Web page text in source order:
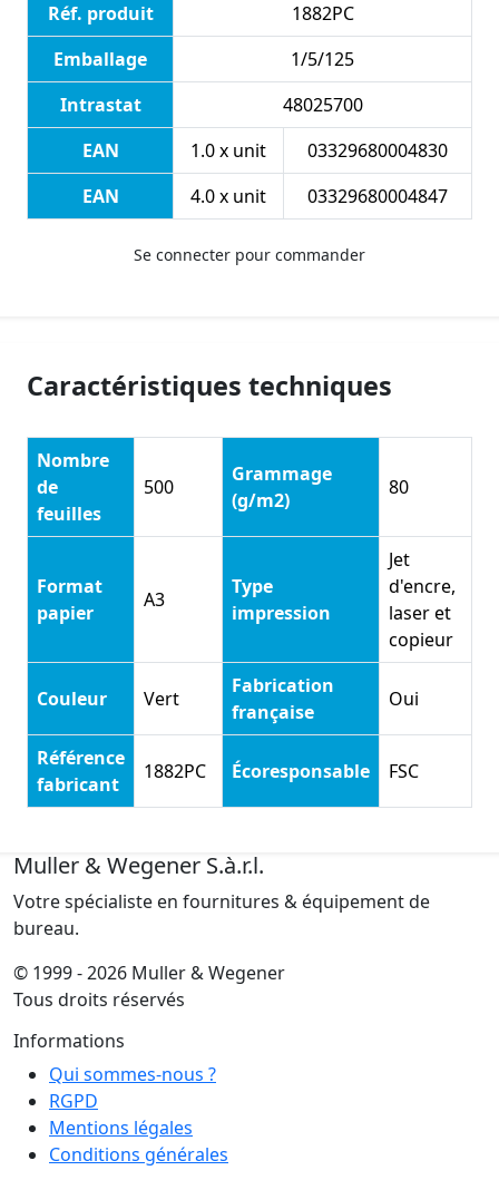
Réf. produit
1882PC
Emballage
1/5/125
Intrastat
48025700
EAN
1.0 x unit
03329680004830
EAN
4.0 x unit 03329680004847
Se connecter pour commander
Caractéristiques techniques
Nombre
de
feuilles
500
Grammage
(g/m2)
80
Format
papier
A3
Type
impression
Jet
d'encre,
laser et
copieur
Couleur Vert
Fabrication
française
Oui
Référence
fabricant
1882PC Écoresponsable FSC
Muller & Wegener S.à.r.l.
Votre spécialiste en fournitures & équipement de
bureau.
© 1999 - 2026 Muller & Wegener
Tous droits réservés
Informations
Qui sommes-nous ?
RGPD
Mentions légales
Conditions générales